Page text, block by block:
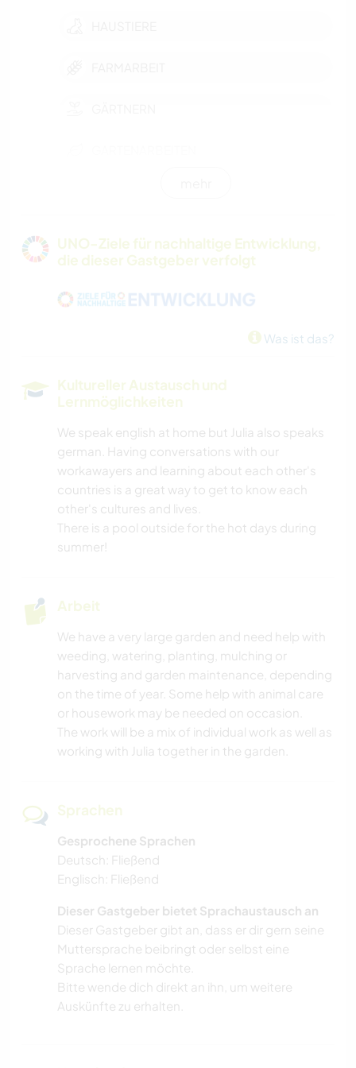
UNO-Ziele für nachhaltige Entwicklung,
die dieser Gastgeber verfolgt
Was ist das?
Kultureller Austausch und
Lernmöglichkeiten
We speak english at home but Julia also speaks
german. Having conversations with our
workawayers and learning about each other's
countries is a great way to get to know each
other's cultures and lives.
There is a pool outside for the hot days during
summer!
Arbeit
We have a very large garden and need help with
weeding, watering, planting, mulching or
harvesting and garden maintenance, depending
on the time of year. Some help with animal care
or housework may be needed on occasion.
The work will be a mix of individual work as well as
working with Julia together in the garden.
Sprachen
Gesprochene Sprachen
Deutsch: Fließend
Englisch: Fließend
Dieser Gastgeber bietet Sprachaustausch an
Dieser Gastgeber gibt an, dass er dir gern seine
Muttersprache beibringt oder selbst eine
Sprache lernen möchte.
Bitte wende dich direkt an ihn, um weitere
Auskünfte zu erhalten.